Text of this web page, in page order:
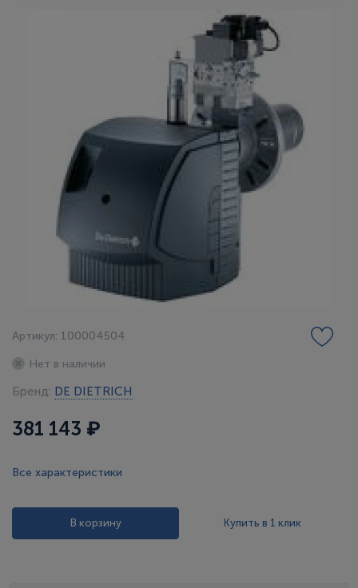
Артикул: 100004504
Нет в наличии
Бренд: DE DIETRICH
381 143 ₽
Все характеристики
В корзину Купить в 1 клик